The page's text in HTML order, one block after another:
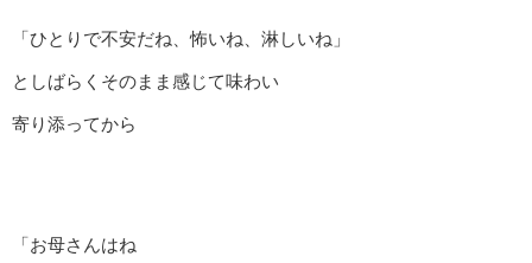
「ひとりで不安だね、怖いね、淋しいね」
としばらくそのまま感じて味わい
寄り添ってから
「お母さんはね